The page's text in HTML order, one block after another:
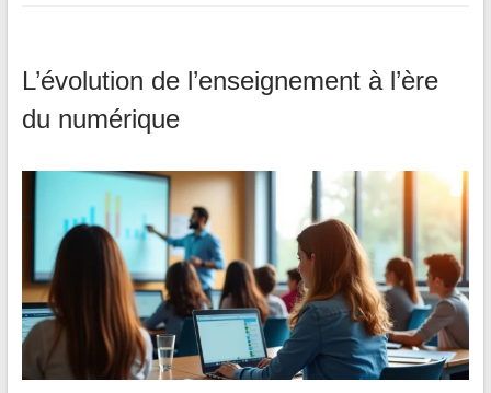
L’évolution de l’enseignement à l’ère
du numérique